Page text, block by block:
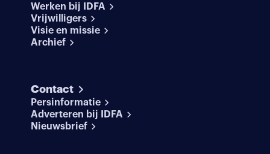
Werken bij IDFA
Vrijwilligers
Visie en missie
Archief
Contact
Persinformatie
Adverteren bij IDFA
Nieuwsbrief